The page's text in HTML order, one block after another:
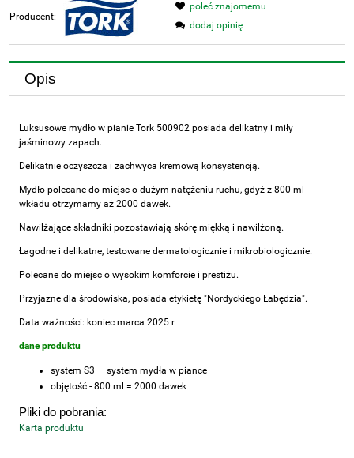
Producent:
poleć znajomemu
dodaj opinię
Opis
Luksusowe mydło w pianie Tork 500902 posiada delikatny i miły
jaśminowy zapach.
Delikatnie oczyszcza i zachwyca kremową konsystencją.
Mydło polecane do miejsc o dużym natężeniu ruchu, gdyż z 800 ml
wkładu otrzymamy aż 2000 dawek.
Nawilżające składniki pozostawiają skórę miękką i nawilżoną.
Łagodne i delikatne, testowane dermatologicznie i mikrobiologicznie.
Polecane do miejsc o wysokim komforcie i prestiżu.
Przyjazne dla środowiska, posiada etykietę "Nordyckiego Łabędzia".
Data ważności: koniec marca 2025 r.
dane produktu
system S3 — system mydła w piance
objętość - 800 ml = 2000 dawek
Pliki do pobrania:
Karta produktu